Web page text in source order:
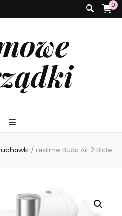
0
/ realme Buds Air 2 Białe